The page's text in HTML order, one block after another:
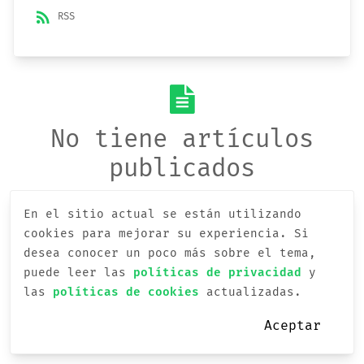
rss_feed RSS
No tiene artículos
publicados
En el sitio actual se están utilizando
cookies para mejorar su experiencia.
Si
desea conocer un poco más sobre el tema,
puede leer las políticas de privacidad
y
las políticas de cookies actualizadas.
Aceptar